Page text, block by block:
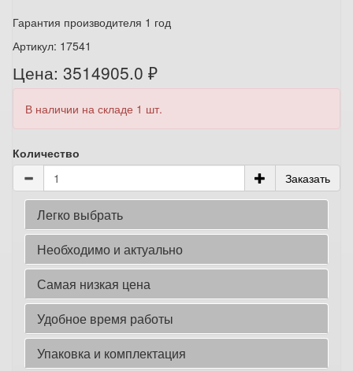
Гарантия производителя 1 год
Артикул: 17541
Цена: 3514905.0 ₽
В наличии на складе 1 шт.
Количество
Заказать
Легко выбрать
Необходимо и актуально
Самая низкая цена
Удобное время работы
Упаковка и комплектация